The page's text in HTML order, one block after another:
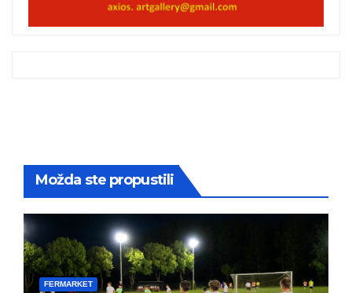
Možda ste propustili
FERMARKET